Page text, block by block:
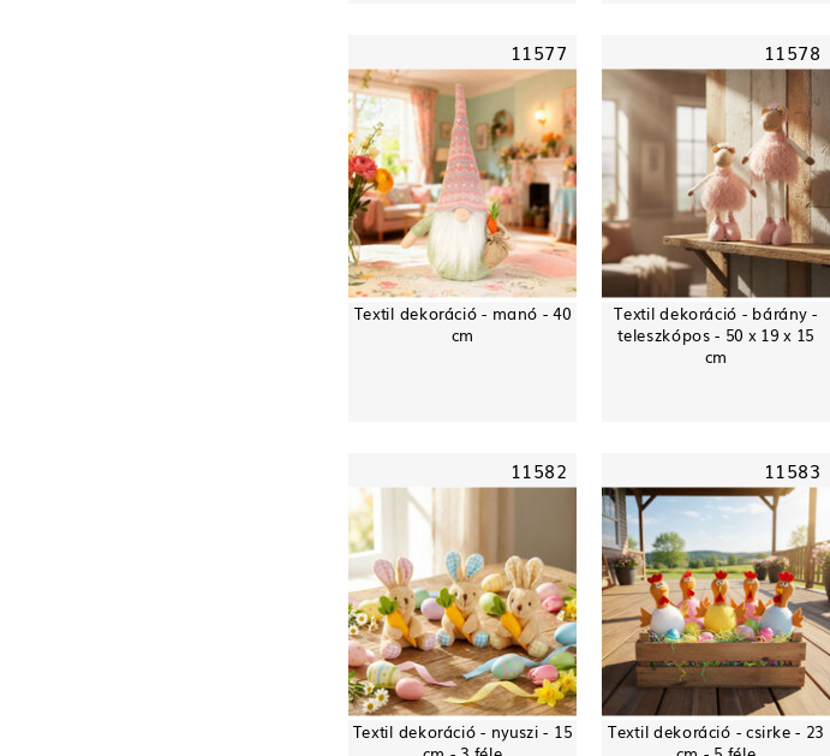
11577
Textil dekoráció - manó - 40
cm
11578
Textil dekoráció - bárány -
teleszkópos - 50 x 19 x 15
cm
11582
Textil dekoráció - nyuszi - 15
11583
Textil dekoráció - csirke - 23